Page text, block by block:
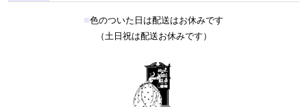
■色のついた日は配送はお休みです
（土日祝は配送お休みです）